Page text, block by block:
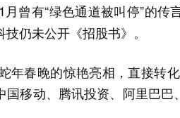
月曾有“绿色通道被叫停”的
仍未公开《招股书》。
年春晚的惊艳亮相，直接
国移动、腾讯投资、阿里巴